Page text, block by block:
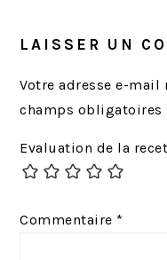
LAISSER UN
Votre adresse e-mail
champs obligatoires
Evaluation de la
Commentaire *